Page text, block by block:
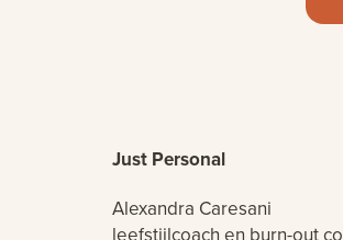
Just Personal
Alexandra Caresani